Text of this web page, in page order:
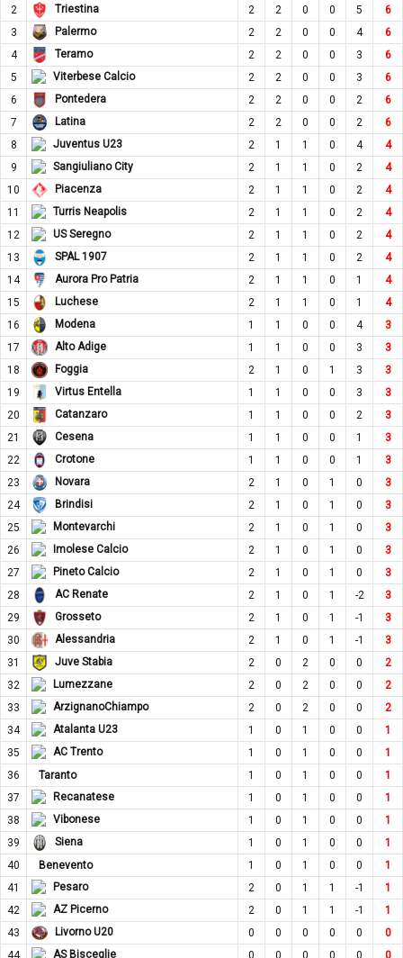
2
Triestina 2 2 0 0 5
6
3
Palermo 2 2 0 0 4
6
4
Teramo 2 2 0 0 3
6
5
Viterbese Calcio 2 2 0 0 3
6
6
Pontedera 2 2 0 0 2
6
7
Latina 2 2 0 0 2
6
8
Juventus U23 2 1 1 0 4
4
9
Sangiuliano City 2 1 1 0 2
4
10
Piacenza 2 1 1 0 2
4
11
Turris Neapolis 2 1 1 0 2
4
12
US Seregno 2 1 1 0 2
4
13
SPAL 1907 2 1 1 0 2
4
14
Aurora Pro Patria 2 1 1 0 1
4
15
Luchese 2 1 1 0 1
4
16
Modena 1 1 0 0 4
3
17
Alto Adige 1 1 0 0 3
3
18
Foggia 2 1 0 1 3
3
19
Virtus Entella 1 1 0 0 3
3
20
Catanzaro 1 1 0 0 2
3
21
Cesena 1 1 0 0 1
3
22
Crotone 1 1 0 0 1
3
23
Novara 2 1 0 1 0
3
24
Brindisi 2 1 0 1 0
3
25
Montevarchi 2 1 0 1 0
3
26
Imolese Calcio 2 1 0 1 0
3
27
Pineto Calcio 2 1 0 1 0
3
28
AC Renate 2 1 0 1 -2
3
29
Grosseto 2 1 0 1 -1
3
30
Alessandria 2 1 0 1 -1
3
31
Juve Stabia 2 0 2 0 0
2
32
Lumezzane 2 0 2 0 0
2
33
ArzignanoChiampo 2 0 2 0 0
2
34
Atalanta U23 1 0 1 0 0
1
35
AC Trento 1 0 1 0 0
1
36
Taranto 1 0 1 0 0
1
37
Recanatese 1 0 1 0 0
1
38
Vibonese 1 0 1 0 0
1
39
Siena 1 0 1 0 0
1
40
Benevento 1 0 1 0 0
1
41
Pesaro 2 0 1 1 -1
1
42
AZ Picerno 2 0 1 1 -1
1
43
Livorno U20 0 0 0 0 0
0
44
AS Bisceglie 0 0 0 0 0
0